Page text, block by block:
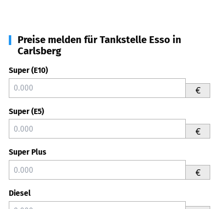
Preise melden für Tankstelle Esso in
Carlsberg
Super (E10)
€
Super (E5)
€
Super Plus
€
Diesel